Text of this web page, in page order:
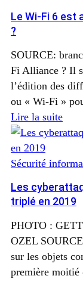
Le Wi-Fi 6 est
?
SOURCE:
Fi Alliance ? Il
l’édition des
ou « Wi-Fi »
Lire la suite
Sécurité
Les
triplé en 2019
PHOTO :
OZEL
sur les objets
première moitié